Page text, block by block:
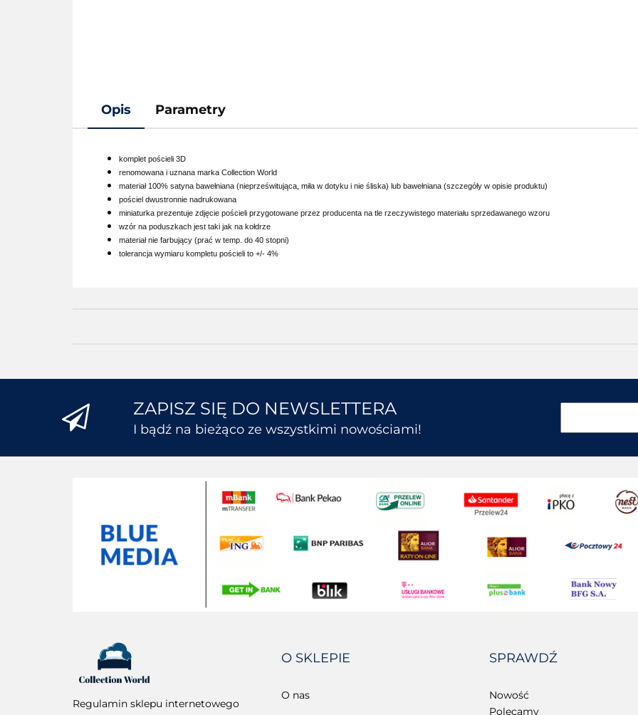
Opis Parametry
komplet pościeli 3D
renomowana i uznana marka Collection World
materiał 100% satyna bawełniana (nieprześwitująca, miła w dotyku i nie śliska) lub bawełniana (szczegóły w opisie produktu)
pościel dwustronnie nadrukowana
miniaturka prezentuje zdjęcie pościeli przygotowane przez producenta na tle rzeczywistego materiału sprzedawanego wzoru
wzór na poduszkach jest taki jak na kołdrze
materiał nie farbujący (prać w temp. do 40 stopni)
tolerancja wymiaru kompletu pościeli to +/- 4%
ZAPISZ SIĘ DO NEWSLETTERA
I bądź na bieżąco ze wszystkimi nowościami!
Regulamin sklepu internetowego
O SKLEPIE
O nas
SPRAWDŹ
Nowość
Polecamy